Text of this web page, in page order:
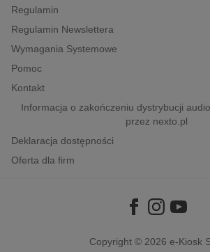
inne
popularno-naukowe
historia
Regulamin
Regulamin Newslettera
Wymagania Systemowe
Pomoc
Kontakt
Informacja o zakończeniu dystrybucji
przez nexto.pl
Deklaracja dostępności
Oferta dla firm
Copyright © 2026 e-Kiosk